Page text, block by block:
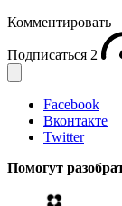
Комментировать
Подписаться 2
Facebook
Вконтакте
Twitter
Помогут